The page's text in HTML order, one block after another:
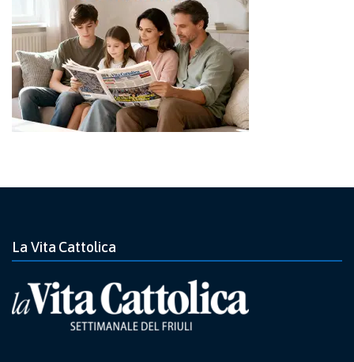
La Vita Cattolica